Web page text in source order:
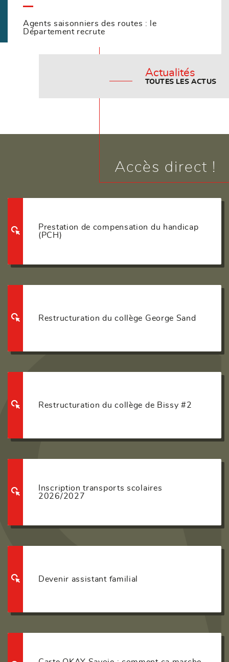
Agents saisonniers des routes : le
Département recrute
Actualités
TOUTES LES ACTUS
Accès direct !
Prestation de compensation du handicap
(PCH)
Restructuration du collège George Sand
Restructuration du collège de Bissy #2
Inscription transports scolaires
2026/2027
Devenir assistant familial